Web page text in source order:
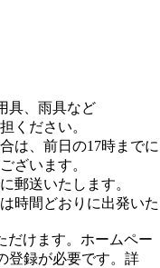
具、雨具など
ください。
は、前日の17時まで
ざいます。
郵送いたします。
時間どおりに出発い
だけます。ホームペー
登録が必要です。詳